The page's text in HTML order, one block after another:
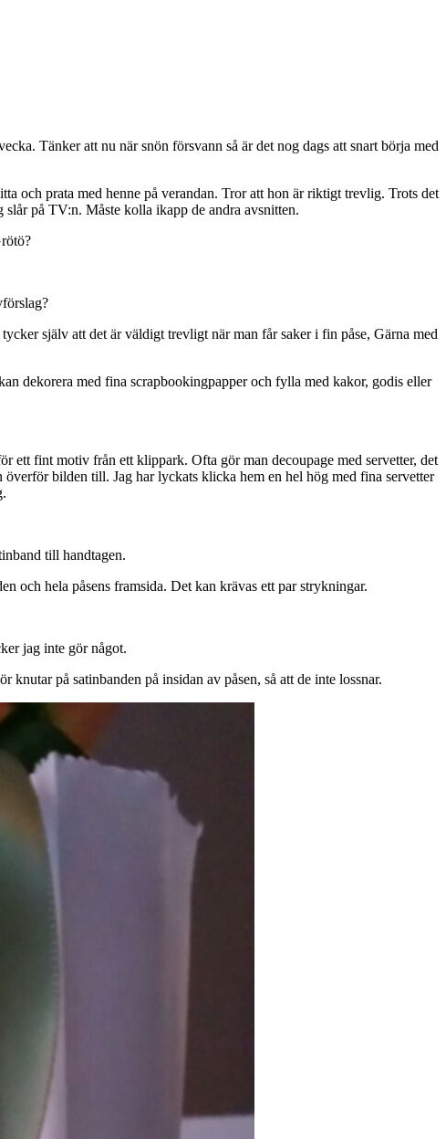
Tänker att nu när snön försvann så är det nog dags att snart börja med
och prata med henne på verandan. Tror att hon är riktigt trevlig. Trots det
på TV:n. Måste kolla ikapp de andra avsnitten.
själv att det är väldigt trevligt när man får saker i fin påse, Gärna med
dekorera med fina scrapbookingpapper och fylla med kakor, godis eller
ett fint motiv från ett klippark. Ofta gör man decoupage med servetter, det
bilden till. Jag har lyckats klicka hem en hel hög med fina servetter
till handtagen.
och hela påsens framsida. Det kan krävas ett par strykningar.
jag inte gör något.
på satinbanden på insidan av påsen, så att de inte lossnar.